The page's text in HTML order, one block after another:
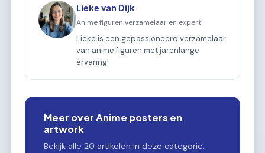
Lieke van Dijk
Anime figuren verzamelaar en expert
Lieke is een gepassioneerd verzamelaar
van anime figuren met jarenlange
ervaring.
Meer over Anime posters en
artwork
Bekijk alle 20 artikelen in deze categorie.